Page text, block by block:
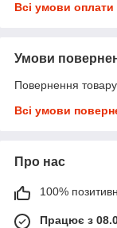
Всі умови оплати
Умови
Повернення
Всі умови
Про нас
100%
Працює з